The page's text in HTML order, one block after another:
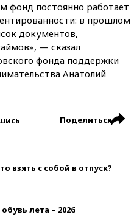
фонд постоянно работает
в прошлом
документов,
— сказал
фонда поддержки
Анатолий
Поделиться
взять с собой в отпуск?
лета – 2026